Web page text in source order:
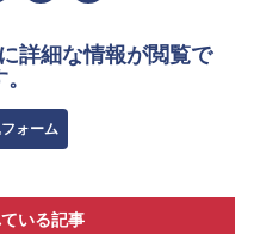
詳細な情報が閲覧で
ォーム
いる記事